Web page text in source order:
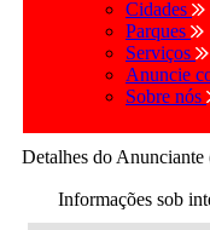
Cidades
Parques
Serviços
Anuncie
Sobre nós
Detalhes do Anunciante
Informações sob